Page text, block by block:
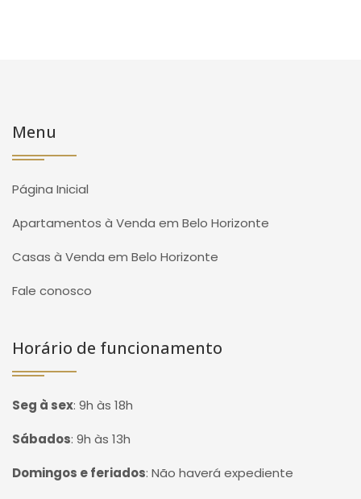
Menu
Página Inicial
Apartamentos à Venda em Belo Horizonte
Casas à Venda em Belo Horizonte
Fale conosco
Horário de funcionamento
Seg à sex: 9h às 18h
Sábados: 9h às 13h
Domingos e feriados: Não haverá expediente